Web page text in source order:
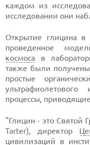
каждом из
исследовании они
Открытие глицина в
проведенное
космоса в
также были
простые
процессы,
"Глицин - это Святой
Tarter), директор
цивилизаций в